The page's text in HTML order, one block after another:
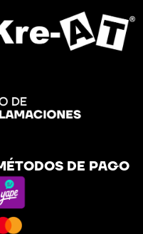
DE PAGO